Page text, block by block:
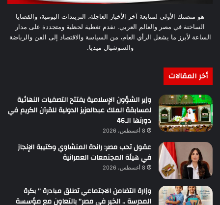
هو منصتك الأولى لمتابعة آخر الأخبار العاجلة، التريندات اليومية، والقضايا
الساخنة في مصر والعالم العربي. نقدم تغطية لحظية ومتجددة على مدار
الساعة لأبرز ما يشغل الرأي العام، من السياسة والاقتصاد إلى الفن والرياضة
والسوشيال ميديا.
أخر المقالات
وزير الشؤون الإسلامية يفتتح التصفيات النهائية
لمسابقة الملك عبدالعزيز الدولية للقرآن الكريم في
دورتها الـ46
8 أغسطس، 2026
عقول تحب مصر: راندة المنشاوي وكتيبة الإنجاز
في هيئة المجتمعات العمرانية
8 أغسطس، 2026
وزارة التضامن الاجتماعي تطلق مبادرة ” بكرة
المدرسة .. الخير في مصر” بالتعاون مع مؤسسة